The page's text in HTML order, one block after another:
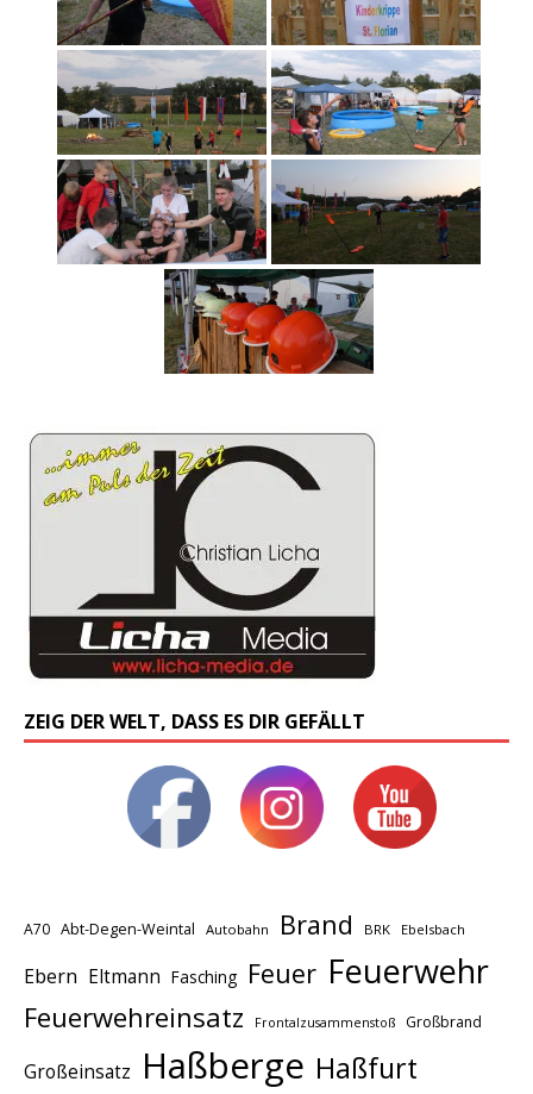
ZEIG DER WELT, DASS ES DIR GEFÄLLT
A70 Abt-Degen-Weintal Autobahn Brand BRK Ebelsbach
Ebern Eltmann Fasching Feuer Feuerwehr
Feuerwehreinsatz Frontalzusammenstoß Großbrand
Großeinsatz Haßberge Haßfurt